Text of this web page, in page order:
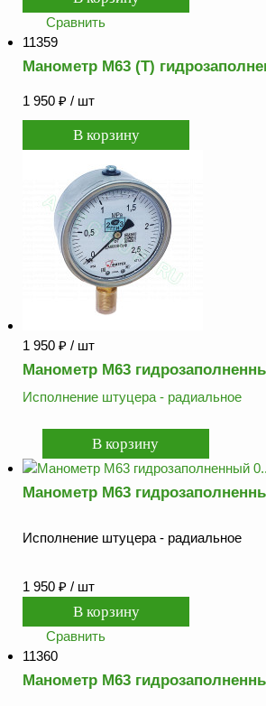
Сравнить
11359
Манометр М63 (Т)
1 950 ₽ / шт
1 950 ₽ / шт
Манометр М63
Исполнение штуцера - радиальное
Манометр М63
Исполнение штуцера - радиальное
1 950 ₽ / шт
Сравнить
11360
Манометр М63